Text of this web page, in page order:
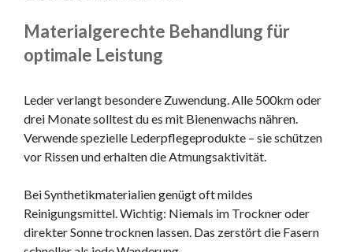
Materialgerechte Behandlung für
optimale Leistung
Leder verlangt besondere Zuwendung. Alle 500km oder
drei Monate solltest du es mit Bienenwachs nähren.
Verwende spezielle Lederpflegeprodukte – sie schützen
vor Rissen und erhalten die Atmungsaktivität.
Bei Synthetikmaterialien genügt oft mildes
Reinigungsmittel. Wichtig: Niemals im Trockner oder
direkter Sonne trocknen lassen. Das zerstört die Fasern